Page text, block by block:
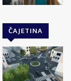
ČAJETINA